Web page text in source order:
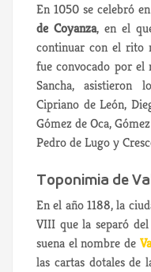
En 1050 se celebró
de Coyanza, en el
continuar con el rito
fue convocado por el
Sancha, asistieron
Cipriano de León,
Gómez de Oca,
Pedro de Lugo y
Toponimia de
En el año 1188, la
VIII que la separó
suena el nombre de
las cartas dotales de